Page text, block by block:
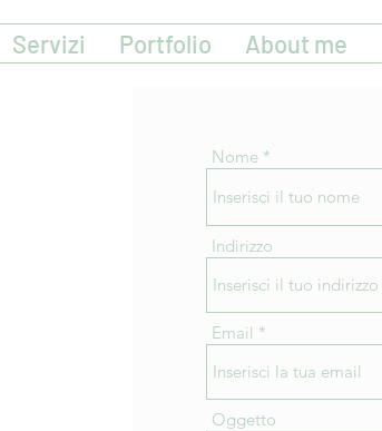
Servizi Portfolio About me
Nome
Indirizzo
Email
Oggetto